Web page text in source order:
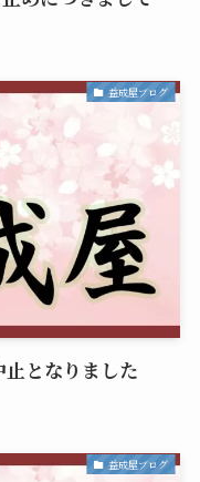
益成屋ブログ
となりました
益成屋ブログ